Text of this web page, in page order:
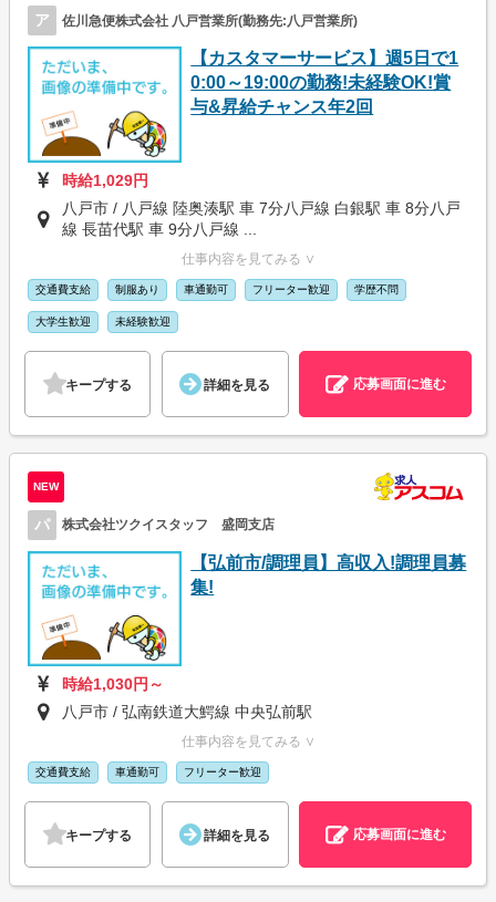
ア 佐川急便株式会社 八戸営業所(勤務先:八戸営業所)
【カスタマーサービス】週5日で1
0:00～19:00の勤務!未経験OK!賞
与&昇給チャンス年2回
時給1,029円
八戸市 / 八戸線 陸奥湊駅 車 7分八戸線 白銀駅 車 8分八戸
線 長苗代駅 車 9分八戸線 ...
仕事内容を見てみる ∨
交通費支給 制服あり 車通勤可 フリーター歓迎 学歴不問
大学生歓迎 未経験歓迎
キープする 詳細を見る 応募画面に進む
NEW
パ 株式会社ツクイスタッフ 盛岡支店
【弘前市/調理員】高収入!調理員募
集!
時給1,030円～
八戸市 / 弘南鉄道大鰐線 中央弘前駅
仕事内容を見てみる ∨
交通費支給 車通勤可 フリーター歓迎
キープする 詳細を見る 応募画面に進む